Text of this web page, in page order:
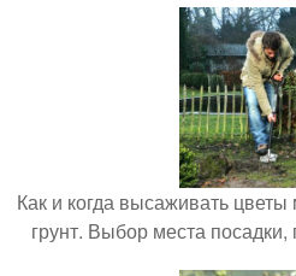
Как и когда высаживать
грунт. Выбор места